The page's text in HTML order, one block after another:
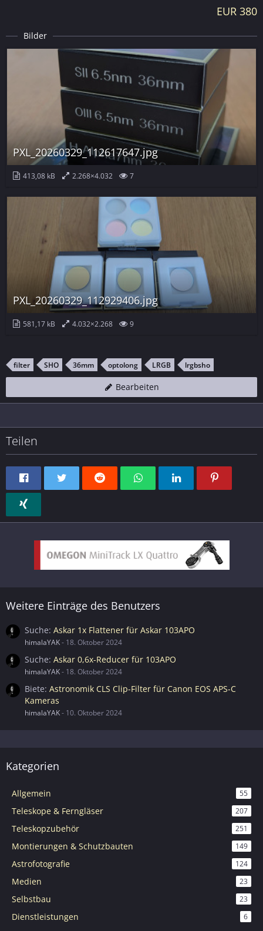
EUR 380
Bilder
PXL_20260329_112617647.jpg
413,08 kB 2.268×4.032 7
PXL_20260329_112929406.jpg
581,17 kB 4.032×2.268 9
filter SHO 36mm optolong LRGB lrgbsho
Bearbeiten
Teilen
Weitere Einträge des Benutzers
Suche Askar 1x Flattener für Askar 103APO
himalaYAK- 18. Oktober 2024
Suche Askar 0,6x-Reducer für 103APO
himalaYAK- 18. Oktober 2024
Biete Astronomik CLS Clip-Filter für Canon EOS APS-C
Kameras
himalaYAK- 10. Oktober 2024
Kategorien
Allgemein 55
Teleskope & Ferngläser 207
Teleskopzubehör 251
Montierungen & Schutzbauten 149
Astrofotografie 124
Medien 23
Selbstbau 23
Dienstleistungen 6